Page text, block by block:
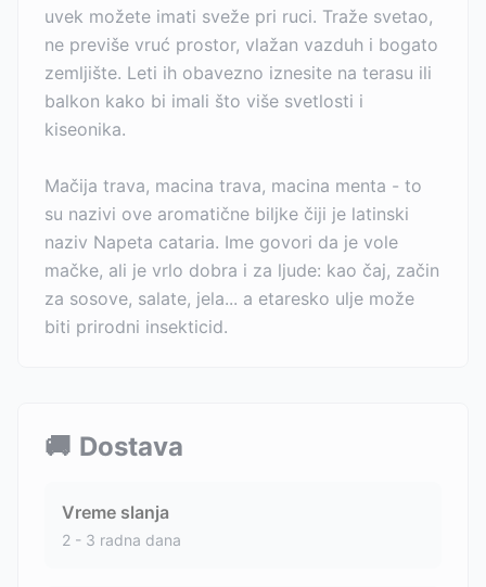
uvek možete imati sveže pri ruci. Traže svetao,
ne previše vruć prostor, vlažan vazduh i bogato
zemljište. Leti ih obavezno iznesite na terasu ili
balkon kako bi imali što više svetlosti i
kiseonika.
Mačija trava, macina trava, macina menta - to
su nazivi ove aromatične biljke čiji je latinski
naziv Napeta cataria. Ime govori da je vole
mačke, ali je vrlo dobra i za ljude: kao čaj, začin
za sosove, salate, jela... a etaresko ulje može
biti prirodni insekticid.
🚚 Dostava
Vreme slanja
2 - 3 radna dana